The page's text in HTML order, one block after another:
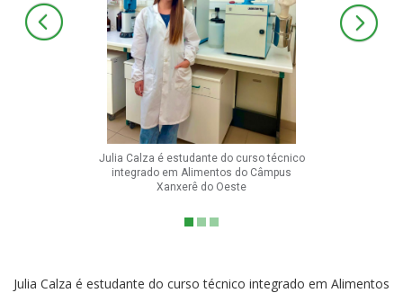
Julia Calza é estudante do curso técnico
integrado em Alimentos do Câmpus
Xanxerê do Oeste
Julia Calza é estudante do curso técnico integrado em Alimentos